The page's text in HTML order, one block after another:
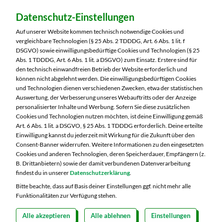
Marktkauf Oschatz
Venissieuxer Straße 6
04758 Oschatz
Telefon:03435 9870
Markt ändern
Öffnungszeiten diese Woche:
Mo:
07:00 – 20:00 Uhr
Di:
07:00 – 20:00 Uhr
Mi:
07:00 – 20:00 Uhr
Do:
07:00 – 20:00 Uhr
Fr:
07:00 – 21:00 Uhr
Datenschutz-Einstellungen
Auf unserer Website kommen technisch notwendige Cookies und
vergleichbare Technologien (§ 25 Abs. 2 TDDDG, Art. 6 Abs. 1 lit. f
DSGVO) sowie einwilligungsbedürftige Cookies und Technologien (§ 25
Abs. 1 TDDDG, Art. 6 Abs. 1 lit. a DSGVO) zum Einsatz. Erstere sind für
den technisch einwandfreien Betrieb der Website erforderlich und
können nicht abgelehnt werden. Die einwilligungsbedürftigen Cookies
und Technologien dienen verschiedenen Zwecken, etwa der statistischen
Auswertung, der Verbesserung unseres Webauftritts oder der Anzeige
personalisierter Inhalte und Werbung. Sofern Sie diese zusätzlichen
Cookies und Technologien nutzen möchten, ist deine Einwilligung gemäß
Art. 6 Abs. 1 lit. a DSGVO, § 25 Abs. 1 TDDDG erforderlich. Deine erteilte
Einwilligung kannst du jederzeit mit Wirkung für die Zukunft über den
Consent-Banner widerrufen. Weitere Informationen zu den eingesetzten
Cookies und anderen Technologien, deren Speicherdauer, Empfängern (z.
B. Drittanbietern) sowie der damit verbundenen Datenverarbeitung
findest du in unsererDatenschutzerklärung.
Bitte beachte, dass auf Basis deiner Einstellungen ggf. nicht mehr alle
Funktionalitäten zur Verfügung stehen.
Alle akzeptieren Alle ablehnen Einstellungen